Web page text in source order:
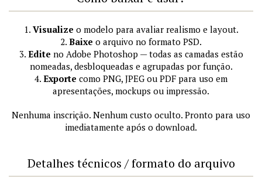
1. Visualize o modelo para avaliar realismo e layout.
2. Baixe o arquivo no formato PSD.
3. Edite no Adobe Photoshop — todas as camadas estão
nomeadas, desbloqueadas e agrupadas por função.
4. Exporte como PNG, JPEG ou PDF para uso em
apresentações, mockups ou impressão.
Nenhuma inscrição. Nenhum custo oculto. Pronto para uso
imediatamente após o download.
Detalhes técnicos / formato do arquivo